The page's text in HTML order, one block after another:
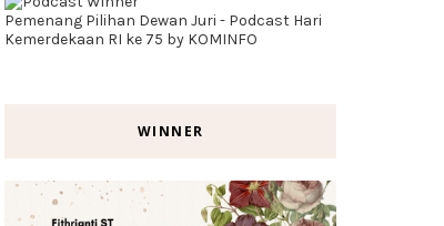
Pemenang Pilihan Dewan Juri - Podcast Hari
Kemerdekaan RI ke 75 by KOMINFO
WINNER